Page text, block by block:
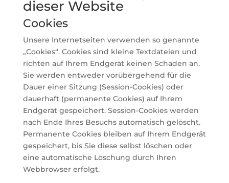
dieser Website
Cookies
Unsere Internetseiten verwenden so genannte
„Cookies“. Cookies sind kleine Textdateien und
richten auf Ihrem Endgerät keinen Schaden an.
Sie werden entweder vorübergehend für die
Dauer einer Sitzung (Session-Cookies) oder
dauerhaft (permanente Cookies) auf Ihrem
Endgerät gespeichert. Session-Cookies werden
nach Ende Ihres Besuchs automatisch gelöscht.
Permanente Cookies bleiben auf Ihrem Endgerät
gespeichert, bis Sie diese selbst löschen oder
eine automatische Löschung durch Ihren
Webbrowser erfolgt.